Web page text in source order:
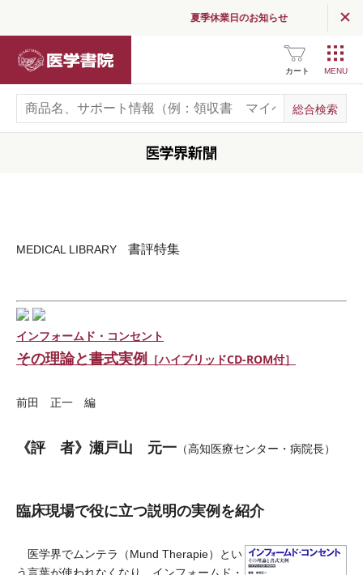
夏季休業日のお知らせ
カート
MEDICAL LIBRARY 書評特集
インフォームド・コンセント
その理論と書式実例 ［ハイブリッドCD-ROM付］
前田 正一 編
《評 者》瀬戸山 元一 （高知医療センター・病院長）
臨床現場で役に立つ説明の実例を紹介
医学界でムンテラ（Mund Therapie）とい